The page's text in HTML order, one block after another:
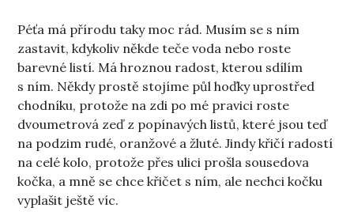
Péťa má přírodu taky moc rád. Musím se s ním
zastavit, kdykoliv někde teče voda nebo roste
barevné listí. Má hroznou radost, kterou sdílím
s ním. Někdy prostě stojíme půl hoďky uprostřed
chodníku, protože na zdi po mé pravici roste
dvoumetrová zeď z popínavých listů, které jsou teď
na podzim rudé, oranžové a žluté. Jindy křičí radostí
na celé kolo, protože přes ulici prošla sousedova
kočka, a mně se chce křičet s ním, ale nechci kočku
vyplašit ještě víc.